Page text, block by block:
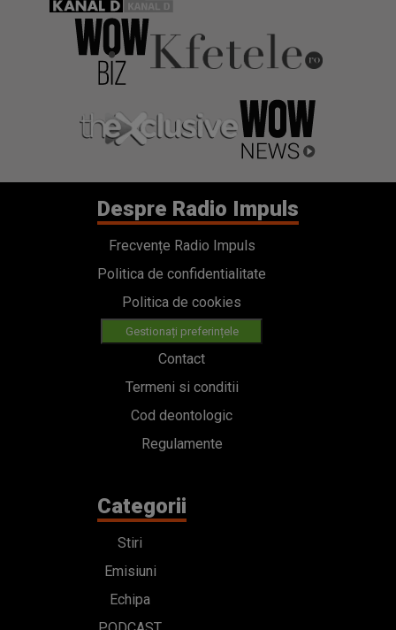
Despre Radio Impuls
Frecvențe Radio Impuls
Politica de confidentialitate
Politica de cookies
Gestionați preferințele
Contact
Termeni si conditii
Cod deontologic
Regulamente
Categorii
Stiri
Emisiuni
Echipa